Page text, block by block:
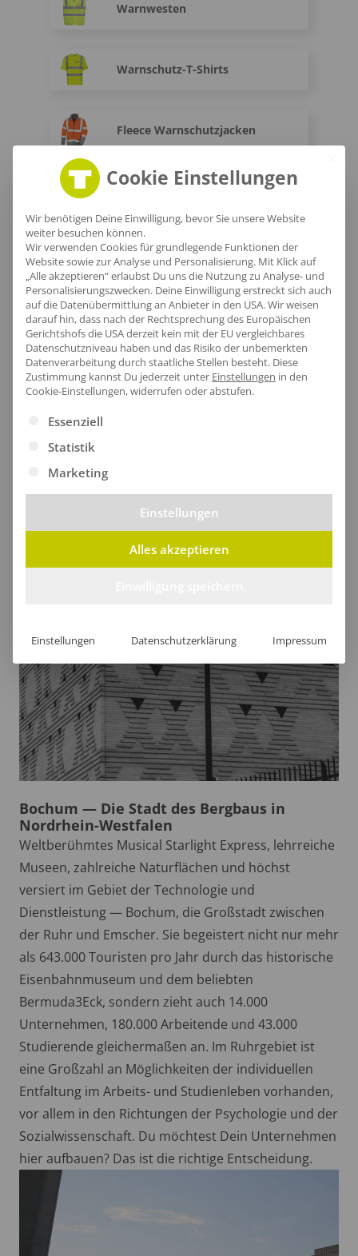
Warnwesten
Warnschutz-T-Shirts
Fleece Warnschutzjacken
Warnschutz-Pullover
Taschen
Markenetablierung in
Bochum mit Teamoutfits
Bochum — Die Stadt des Bergbaus in
Nordrhein-Westfalen
Weltberühmtes Musical Starlight Express, lehrreiche
Museen, zahlreiche Naturflächen und höchst
versiert im Gebiet der Technologie und
Dienstleistung — Bochum, die Großstadt zwischen
der Ruhr und Emscher. Sie begeistert nicht nur mehr
als 643.000 Touristen pro Jahr durch das historische
Eisenbahnmuseum und dem beliebten
Bermuda3Eck, sondern zieht auch 14.000
Unternehmen, 180.000 Arbeitende und 43.000
Studierende gleichermaßen an. Im Ruhrgebiet ist
eine Großzahl an Möglichkeiten der individuellen
Entfaltung im Arbeits- und Studienleben vorhanden,
vor allem in den Richtungen der Psychologie und der
Sozialwissenschaft. Du möchtest Dein Unternehmen
hier aufbauen? Das ist die richtige Entscheidung.
Cookie Einstellungen
Wir benötigen Deine Einwilligung, bevor Sie unsere Website
weiter besuchen können.
Wir verwenden Cookies für grundlegende Funktionen der
Website sowie zur Analyse und Personalisierung. Mit Klick auf
„Alle akzeptieren“ erlaubst Du uns die Nutzung zu Analyse- und
Personalisierungszwecken. Deine Einwilligung erstreckt sich auch
auf die Datenübermittlung an Anbieter in den USA. Wir weisen
darauf hin, dass nach der Rechtsprechung des Europäischen
Gerichtshofs die USA derzeit kein mit der EU vergleichbares
Datenschutzniveau haben und das Risiko der unbemerkten
Datenverarbeitung durch staatliche Stellen besteht. Diese
Zustimmung kannst Du jederzeit unter Einstellungen in den
Cookie-Einstellungen, widerrufen oder abstufen.
Es folgt eine Liste der Service-Gruppen, für die eine
Essenziell
Statistik
Marketing
Einstellungen
Alles akzeptieren
Einstellungen Datenschutzerklärung Impressum